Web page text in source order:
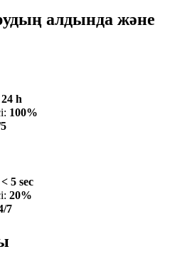
алдында және
24 h
100%
< 5 sec
20%
7